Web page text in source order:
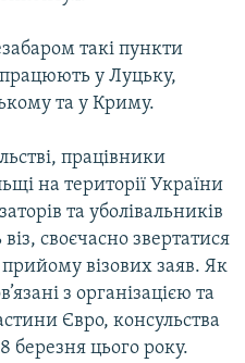
такі пункти
у Луцьку,
та у Криму.
працівники
на території України
та уболівальників
своєчасно звертатися
прийому візових заяв. Як
з організацією та
Євро, консульства
цього року.